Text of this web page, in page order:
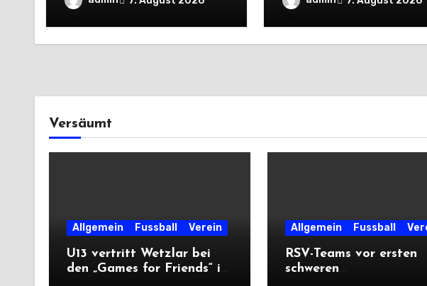
Saison
Versäumt
Allgemein Fussball Verein
U13 vertritt Wetzlar bei
den „Games for Friends“ in
Allgemein Fussball
RSV-Teams vor ersten
schweren